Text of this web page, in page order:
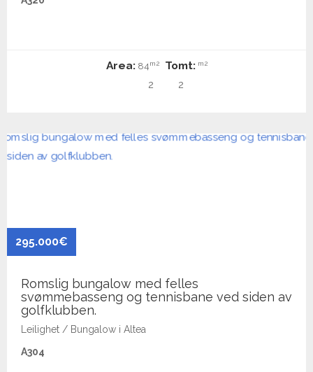
Area:84m2 Tomt: m2
2 2
295.000€
Romslig bungalow med felles
svømmebasseng og tennisbane ved siden av
golfklubben.
Leilighet / Bungalow i Altea
A304